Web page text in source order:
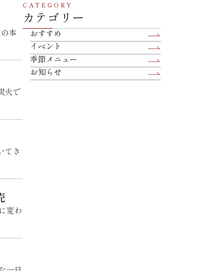
本
火で
てき
変わ
CATEGORY
カテゴリー
おすすめ
イベント
季節メニュー
お知らせ